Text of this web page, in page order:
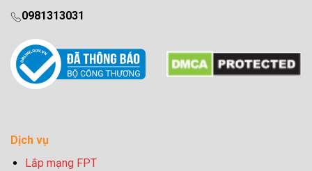
0981313031
Dịch vụ
Lắp mạng FPT